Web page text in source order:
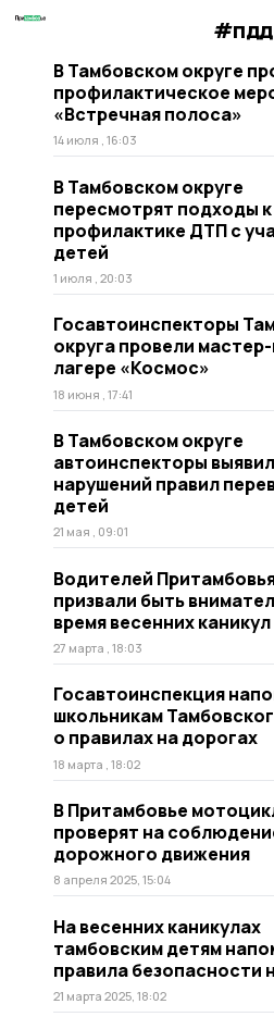
#пдд
В Тамбовском округе
профилактическое
«Встречная полоса»
14 июля , 16:03
В Тамбовском округе
пересмотрят подходы к
профилактике ДТП с
детей
1 июля , 20:03
Госавтоинспекторы
округа провели
лагере «Космос»
18 июня , 17:41
В Тамбовском округе
автоинспекторы
нарушений правил
детей
21 мая , 09:01
Водителей
призвали быть
время весенних каникул
27 марта , 18:03
Госавтоинспекция
школьникам
о правилах на дорогах
18 марта , 18:02
В Притамбовье
проверят на
дорожного движения
8 апреля 2025, 15:04
На весенних каникулах
тамбовским детям
правила безопасности
21 марта 2025, 18:02